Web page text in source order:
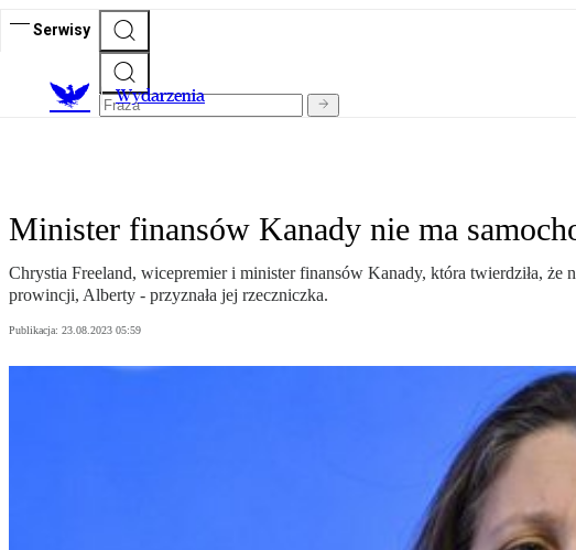
Serwisy
Wydarzenia
Minister finansów Kanady nie ma
Chrystia Freeland, wicepremier i minister finansów Kanady, która twierdziła, że
prowincji, Alberty - przyznała jej rzeczniczka.
Publikacja: 23.08.2023 05:59